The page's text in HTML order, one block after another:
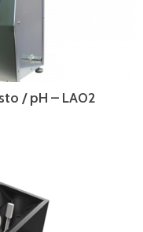
/ pH – LA02